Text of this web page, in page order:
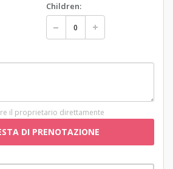
Children:
il proprietario direttamente
DI PRENOTAZIONE